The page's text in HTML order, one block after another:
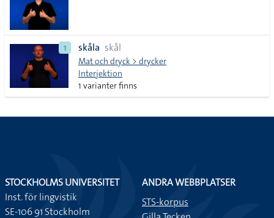
1 skåla skål
Mat och dryck > drycker
Interjektion
1 varianter finns
STOCKHOLMS UNIVERSITET
Inst. för lingvistik
SE-106 91 Stockholm
ANDRA WEBBPLATSER
STS-korpus